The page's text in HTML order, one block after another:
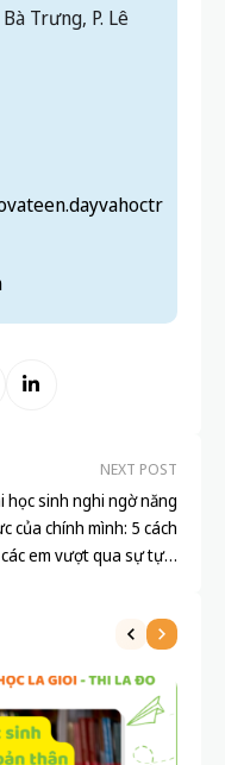
Trưng, P. Lê
NEXT POST
học sinh nghi ngờ năng
của chính mình: 5 cách
em vượt qua sự tự ti